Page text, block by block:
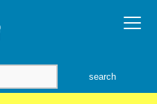
search